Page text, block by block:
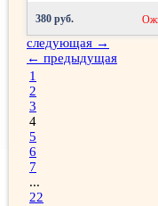
380 руб.
следующая →
← предыдущая
1
2
3
4
5
6
7
...
22